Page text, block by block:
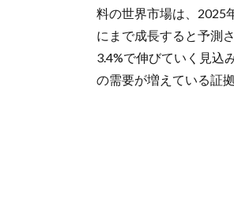
料の世界市場は、2025
にまで成長すると予測
3.4%で伸びていく見込
の需要が増えている証